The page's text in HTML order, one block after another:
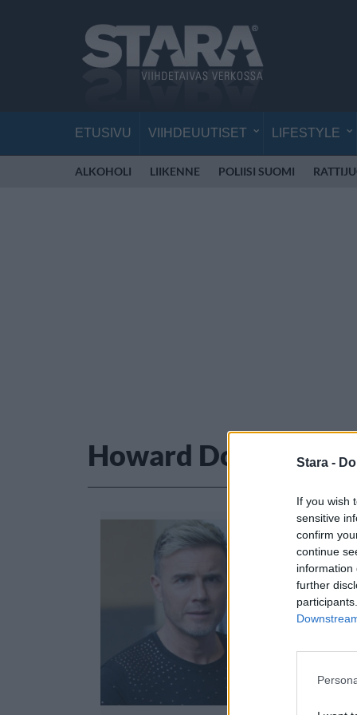
Stara -
If you wish
sensitive
confirm
continue
information
further
ETUSIVU VIIHDEUUTISET LIFESTYLE
ALKOHOLI LIIKENNE POLIISI SUOMI
Howard Donald